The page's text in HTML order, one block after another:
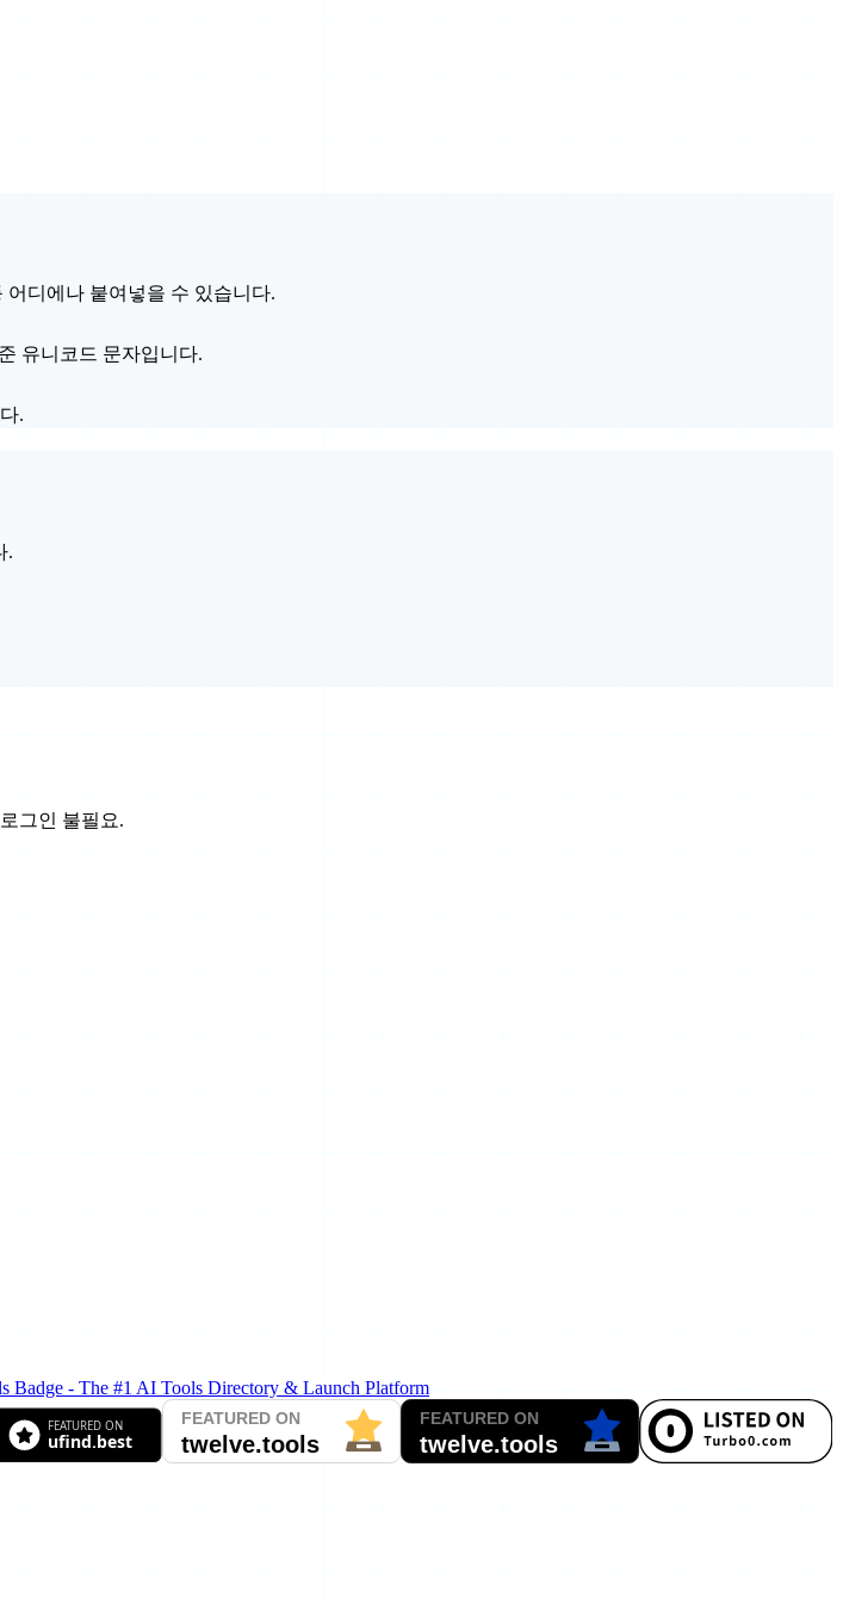
디에나 붙여넣을 수 있습니다.
유니코드 문자입니다.
.
.
그인 불필요.